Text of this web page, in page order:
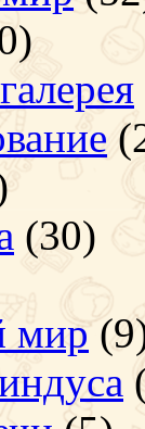
(30)
мир